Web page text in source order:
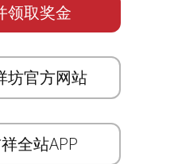
领取奖金
坊官方网站
全站APP